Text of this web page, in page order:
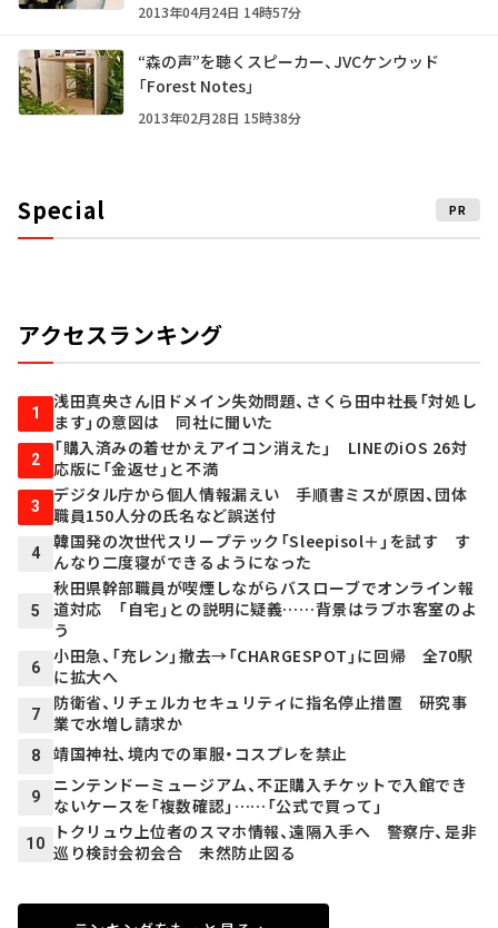
2013年04月24日 14時57分
“森の声”を聴くスピーカー、JVCケンウッド
「Forest Notes」
2013年02月28日 15時38分
Special PR
アクセスランキング
1
浅田真央さん旧ドメイン失効問題、さくら田中社長「対処し
ます」の意図は 同社に聞いた
2
「購入済みの着せかえアイコン消えた」 LINEのiOS 26対
応版に「金返せ」と不満
3
デジタル庁から個人情報漏えい 手順書ミスが原因、団体
職員150人分の氏名など誤送付
4
韓国発の次世代スリープテック「Sleepisol＋」を試す す
んなり二度寝ができるようになった
5
秋田県幹部職員が喫煙しながらバスローブでオンライン報
道対応 「自宅」との説明に疑義……背景はラブホ客室のよ
う
6
小田急、「充レン」撤去→「CHARGESPOT」に回帰 全70駅
に拡大へ
7
防衛省、リチェルカセキュリティに指名停止措置 研究事
業で水増し請求か
8 靖国神社、境内での軍服・コスプレを禁止
9
ニンテンドーミュージアム、不正購入チケットで入館でき
ないケースを「複数確認」……「公式で買って」
10
トクリュウ上位者のスマホ情報、遠隔入手へ 警察庁、是非
巡り検討会初会合 未然防止図る